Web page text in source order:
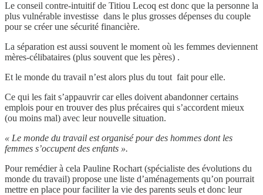
Le conseil contre-intuitif de Titiou Lecoq est donc que la personne la
plus vulnérable investisse dans le plus grosses dépenses du couple
pour se créer une sécurité financière.
La séparation est aussi souvent le moment où les femmes deviennent
mères-célibataires (plus souvent que les pères) .
Et le monde du travail n’est alors plus du tout fait pour elle.
Ce qui les fait s’appauvrir car elles doivent abandonner certains
emplois pour en trouver des plus précaires qui s’accordent mieux
(ou moins mal) avec leur nouvelle situation.
« Le monde du travail est organisé pour des hommes dont les
femmes s’occupent des enfants ».
Pour remédier à cela Pauline Rochart (spécialiste des évolutions du
monde du travail) propose une liste d’aménagements qu’on pourrait
mettre en place pour faciliter la vie des parents seuls et donc leur